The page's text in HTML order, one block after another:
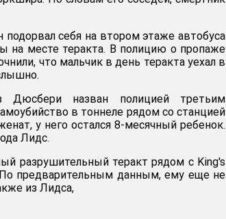
подорвал себя на втором этаже автобуса
на месте теракта. В полицию о пропаже
что мальчик в день теракта уехал в
Дюсбери назван полицией третьим
в тоннеле рядом со станцией
у него остался 8-месячный ребенок.
Лидс.
разрушительный теракт рядом с King's
предварительным данным, ему еще не
из Лидса,